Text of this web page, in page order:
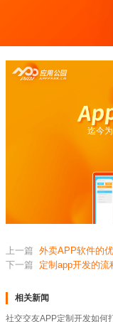
迄今
上一篇 外卖APP软件的
下一篇
定制app开发的流
相关新闻
社交交友APP定制开发如何